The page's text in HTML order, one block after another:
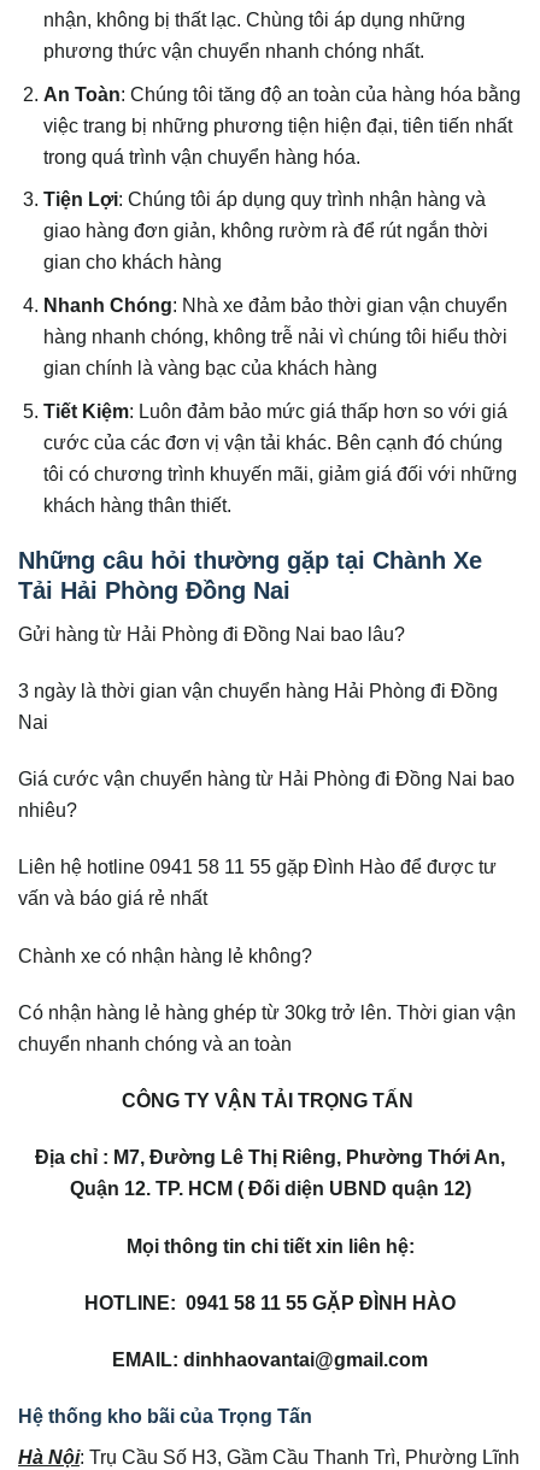
nhận, không bị thất lạc. Chùng tôi áp dụng những
phương thức vận chuyển nhanh chóng nhất.
An Toàn: Chúng tôi tăng độ an toàn của hàng hóa bằng
việc trang bị những phương tiện hiện đại, tiên tiến nhất
trong quá trình vận chuyển hàng hóa.
Tiện Lợi: Chúng tôi áp dụng quy trình nhận hàng và
giao hàng đơn giản, không rườm rà để rút ngắn thời
gian cho khách hàng
Nhanh Chóng: Nhà xe đảm bảo thời gian vận chuyển
hàng nhanh chóng, không trễ nải vì chúng tôi hiểu thời
gian chính là vàng bạc của khách hàng
Tiết Kiệm: Luôn đảm bảo mức giá thấp hơn so với giá
cước của các đơn vị vận tải khác. Bên cạnh đó chúng
tôi có chương trình khuyến mãi, giảm giá đối với những
khách hàng thân thiết.
Những câu hỏi thường gặp tại Chành Xe
Tải Hải Phòng Đồng Nai
Gửi hàng từ Hải Phòng đi Đồng Nai bao lâu?
3 ngày là thời gian vận chuyển hàng Hải Phòng đi Đồng
Nai
Giá cước vận chuyển hàng từ Hải Phòng đi Đồng Nai bao
nhiêu?
Liên hệ hotline 0941 58 11 55 gặp Đình Hào để được tư
vấn và báo giá rẻ nhất
Chành xe có nhận hàng lẻ không?
Có nhận hàng lẻ hàng ghép từ 30kg trở lên. Thời gian vận
chuyển nhanh chóng và an toàn
CÔNG TY VẬN TẢI TRỌNG TẤN
Địa chỉ : M7, Đường Lê Thị Riêng, Phường Thới An,
Quận 12. TP. HCM ( Đối diện UBND quận 12)
Mọi thông tin chi tiết xin liên hệ:
HOTLINE: 0941 58 11 55 GẶP ĐÌNH HÀO
EMAIL: dinhhaovantai@gmail.com
Hệ thống kho bãi của Trọng Tấn
Hà Nội: Trụ Cầu Số H3, Gầm Cầu Thanh Trì, Phường Lĩnh